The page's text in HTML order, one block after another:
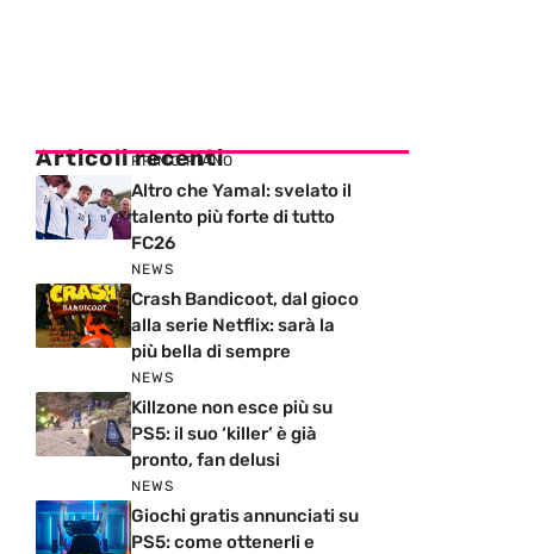
Articoli recenti
PRIMO PIANO
Altro che Yamal: svelato il
talento più forte di tutto
FC26
NEWS
Crash Bandicoot, dal gioco
alla serie Netflix: sarà la
più bella di sempre
NEWS
Killzone non esce più su
PS5: il suo ‘killer’ è già
pronto, fan delusi
NEWS
Giochi gratis annunciati su
PS5: come ottenerli e